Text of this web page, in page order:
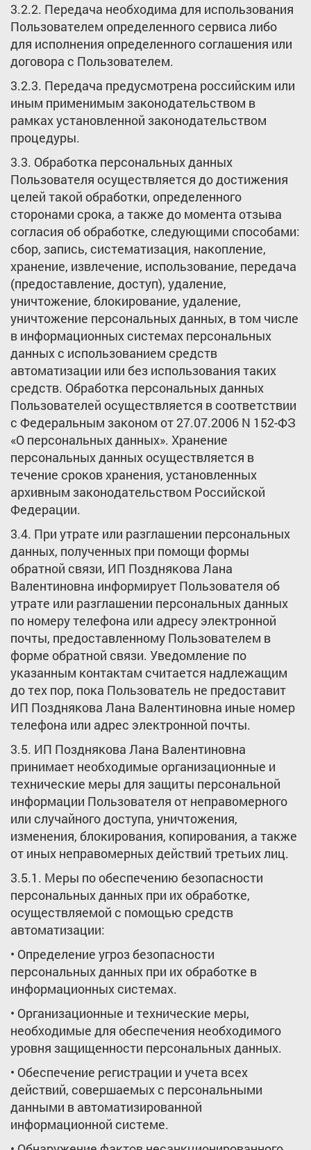
3.2.2. Передача необходима для использования
Пользователем определенного сервиса либо
для исполнения определенного соглашения или
договора с Пользователем.
3.2.3. Передача предусмотрена российским или
иным применимым законодательством в
рамках установленной законодательством
процедуры.
3.3. Обработка персональных данных
Пользователя осуществляется до достижения
целей такой обработки, определенного
сторонами срока, а также до момента отзыва
согласия об обработке, следующими способами:
сбор, запись, систематизация, накопление,
хранение, извлечение, использование, передача
(предоставление, доступ), удаление,
уничтожение, блокирование, удаление,
уничтожение персональных данных, в том числе
в информационных системах персональных
данных с использованием средств
автоматизации или без использования таких
средств. Обработка персональных данных
Пользователей осуществляется в соответствии
с Федеральным законом от 27.07.2006 N 152-ФЗ
«О персональных данных». Хранение
персональных данных осуществляется в
течение сроков хранения, установленных
архивным законодательством Российской
Федерации.
3.4. При утрате или разглашении персональных
данных, полученных при помощи формы
обратной связи, ИП Позднякова Лана
Валентиновна информирует Пользователя об
утрате или разглашении персональных данных
по номеру телефона или адресу электронной
почты, предоставленному Пользователем в
форме обратной связи. Уведомление по
указанным контактам считается надлежащим
до тех пор, пока Пользователь не предоставит
ИП Позднякова Лана Валентиновна иные номер
телефона или адрес электронной почты.
3.5. ИП Позднякова Лана Валентиновна
принимает необходимые организационные и
технические меры для защиты персональной
информации Пользователя от неправомерного
или случайного доступа, уничтожения,
изменения, блокирования, копирования, а также
от иных неправомерных действий третьих лиц.
3.5.1. Меры по обеспечению безопасности
персональных данных при их обработке,
осуществляемой с помощью средств
автоматизации:
• Определение угроз безопасности
персональных данных при их обработке в
информационных системах.
• Организационные и технические меры,
необходимые для обеспечения необходимого
уровня защищенности персональных данных.
• Обеспечение регистрации и учета всех
действий, совершаемых с персональными
данными в автоматизированной
информационной системе.